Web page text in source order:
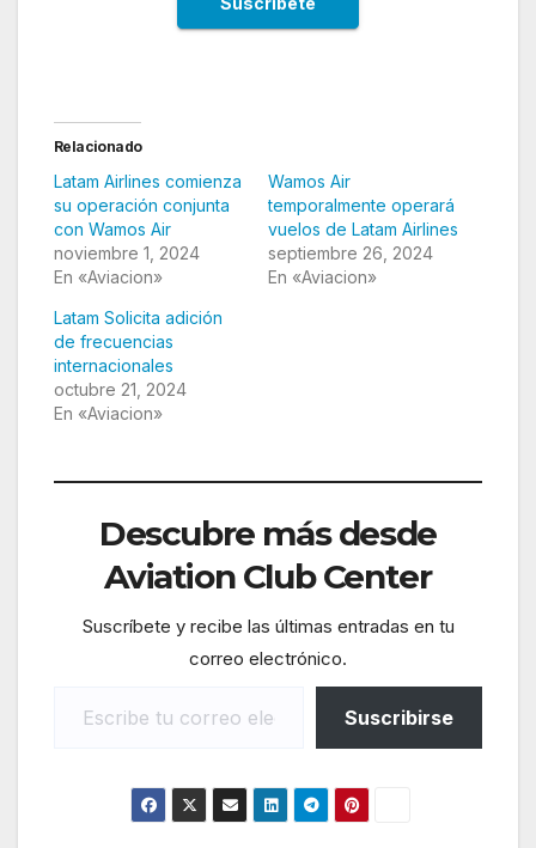
Relacionado
Latam Airlines comienza
su operación conjunta
con Wamos Air
noviembre 1, 2024
En «Aviacion»
Wamos Air
temporalmente operará
vuelos de Latam Airlines
septiembre 26, 2024
En «Aviacion»
Latam Solicita adición
de frecuencias
internacionales
octubre 21, 2024
En «Aviacion»
Descubre más desde
Aviation Club Center
Suscríbete y recibe las últimas entradas en tu
correo electrónico.
Suscribirse